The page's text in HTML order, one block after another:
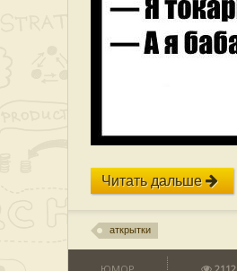
Читать дальше
аткрытки